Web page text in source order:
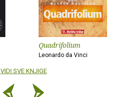
Quadrifolium
Leonardo da Vinci
VIDI SVE KNJIGE